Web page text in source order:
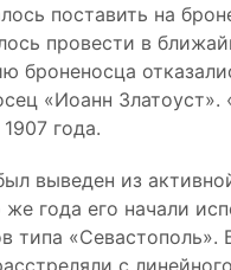
поставить на
провести в
броненосца
«Иоанн
года.
выведен из
года его начали
типа
с